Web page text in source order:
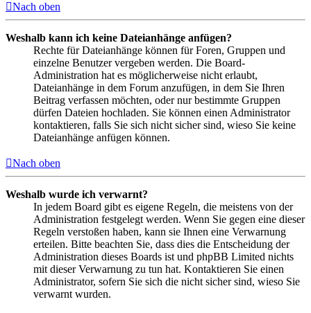
Nach oben
Weshalb kann ich keine Dateianhänge anfügen?
Rechte für Dateianhänge können für Foren, Gruppen und
einzelne Benutzer vergeben werden. Die Board-
Administration hat es möglicherweise nicht erlaubt,
Dateianhänge in dem Forum anzufügen, in dem Sie Ihren
Beitrag verfassen möchten, oder nur bestimmte Gruppen
dürfen Dateien hochladen. Sie können einen Administrator
kontaktieren, falls Sie sich nicht sicher sind, wieso Sie keine
Dateianhänge anfügen können.
Nach oben
Weshalb wurde ich verwarnt?
In jedem Board gibt es eigene Regeln, die meistens von der
Administration festgelegt werden. Wenn Sie gegen eine dieser
Regeln verstoßen haben, kann sie Ihnen eine Verwarnung
erteilen. Bitte beachten Sie, dass dies die Entscheidung der
Administration dieses Boards ist und phpBB Limited nichts
mit dieser Verwarnung zu tun hat. Kontaktieren Sie einen
Administrator, sofern Sie sich die nicht sicher sind, wieso Sie
verwarnt wurden.